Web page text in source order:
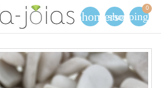
phoneperson
0